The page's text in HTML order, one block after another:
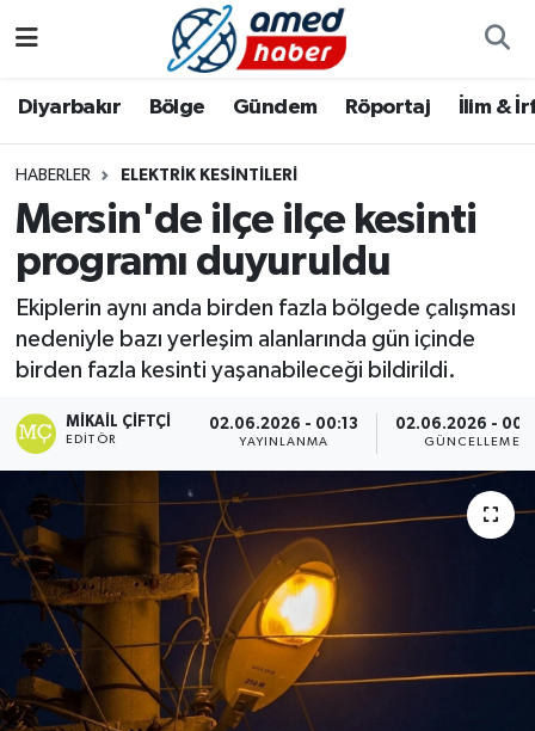
Diyarbakır Bölge Gündem Röportaj İlim &
HABERLER ELEKTRIK KESINTILERI
Mersin'de ilçe ilçe kesinti
programı duyuruldu
Ekiplerin aynı anda birden fazla bölgede çalışması
nedeniyle bazı yerleşim alanlarında gün içinde
birden fazla kesinti yaşanabileceği bildirildi.
MIKAIL ÇIFTÇI
EDITÖR
02.06.2026 - 00:13
YAYINLANMA
02.06.2026 -
GÜNCELLEME
Bölge
Röportaj
Foto Galeri
Yazarlar
Aile
Asayiş
Bilim & Teknoloji
Bölge
Ekonomi
Genel
Güncel
Gündem
Diyarbakır Hava Durumu
Diyarbakır Namaz Vakitleri
Diyarbakır Trafik Yoğunluk Haritası
Süper Lig Puan Durumu ve Fikstür
Haber Arşivi